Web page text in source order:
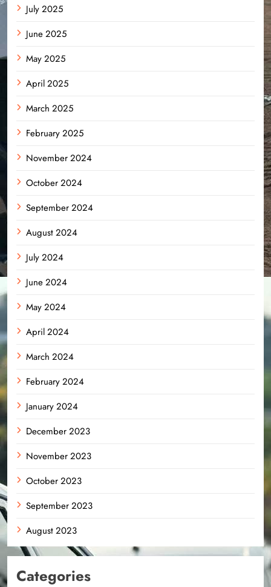
July 2025
June 2025
May 2025
April 2025
March 2025
February 2025
November 2024
October 2024
September 2024
August 2024
July 2024
June 2024
May 2024
April 2024
March 2024
February 2024
January 2024
December 2023
November 2023
October 2023
September 2023
August 2023
Categories